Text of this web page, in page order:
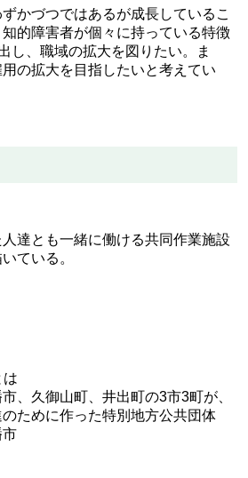
かづつではあるが成長しているこ
的障害者が個々に持っている特徴
し、職域の拡大を図りたい。ま
の拡大を目指したいと考えてい
達とも一緒に働ける共同作業施設
ている。
は
、久御山町、井出町の3市3町が、
ために作った特別地方公共団体
市